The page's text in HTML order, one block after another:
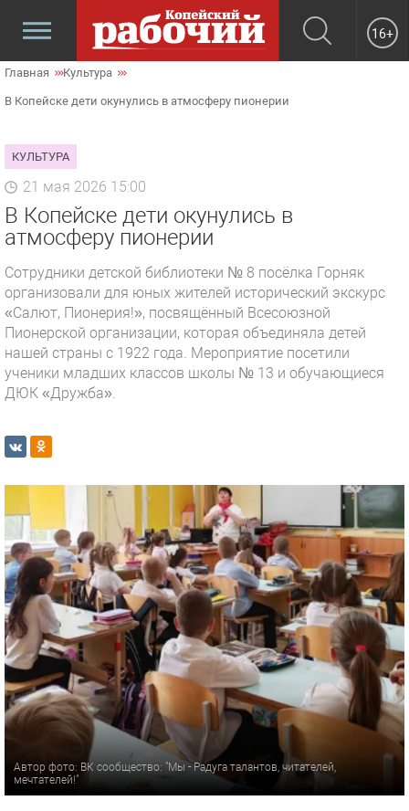
16+
Главная Культура
В Копейске дети окунулись в атмосферу пионерии
КУЛЬТУРА
21 мая 2026 15:00
В Копейске дети окунулись в
атмосферу пионерии
Сотрудники детской библиотеки № 8 посёлка Горняк
организовали для юных жителей исторический экскурс
«Салют, Пионерия!», посвящённый Всесоюзной
Пионерской организации, которая объединяла детей
нашей страны с 1922 года. Мероприятие посетили
ученики младших классов школы № 13 и обучающиеся
ДЮК «Дружба».
Автор фото: ВК сообщество: "Мы - Радуга талантов, читателей,
мечтателей!"